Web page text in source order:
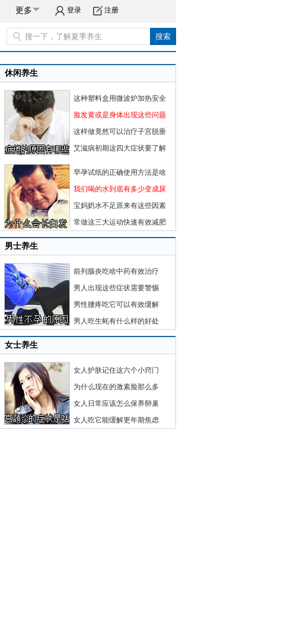
更多 登录 注册
休闲养生
这种塑料盒用微波炉加热安全
脸发黄或是身体出现这些问题
这样做竟然可以治疗子宫脱垂
艾滋病初期这四大症状要了解
早孕试纸的正确使用方法是啥
我们喝的水到底有多少变成尿
宝妈奶水不足原来有这些因素
常做这三大运动快速有效减肥
男士养生
前列腺炎吃啥中药有效治疗
男人出现这些症状需要警惕
男性腰疼吃它可以有效缓解
男人吃生蚝有什么样的好处
女士养生
女人护肤记住这六个小窍门
为什么现在的激素脸那么多
女人日常应该怎么保养卵巢
女人吃它能缓解更年期焦虑